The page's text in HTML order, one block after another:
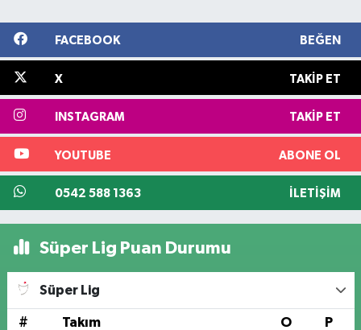
FACEBOOK BEĞEN
X TAKIP ET
INSTAGRAM TAKIP ET
YOUTUBE ABONE OL
0542 588 1363 İLETIŞIM
Süper Lig Puan Durumu
Süper Lig
# Takım O P